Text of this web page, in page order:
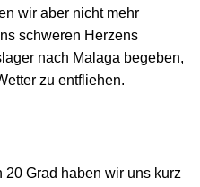
wir aber nicht mehr
schweren Herzens
nach Malaga begeben,
zu entfliehen.
Grad haben wir uns kurz